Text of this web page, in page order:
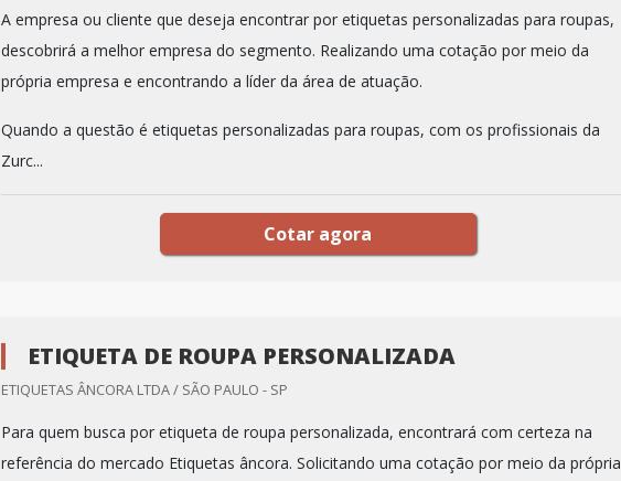
A empresa ou cliente que deseja encontrar por etiquetas personalizadas para roupas,
descobrirá a melhor empresa do segmento. Realizando uma cotação por meio da
própria empresa e encontrando a líder da área de atuação.
Quando a questão é etiquetas personalizadas para roupas, com os profissionais da
Zurc...
Cotar agora
ETIQUETA DE ROUPA PERSONALIZADA
ETIQUETAS ÂNCORA LTDA / SÃO PAULO - SP
Para quem busca por etiqueta de roupa personalizada, encontrará com certeza na
referência do mercado Etiquetas âncora. Solicitando uma cotação por meio da própria